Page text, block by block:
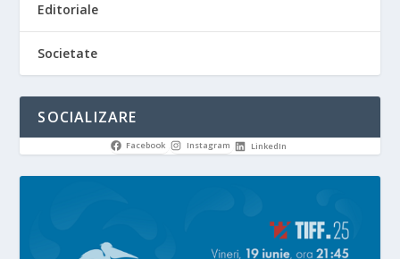
Editoriale
Societate
SOCIALIZARE
Facebook Instagram LinkedIn